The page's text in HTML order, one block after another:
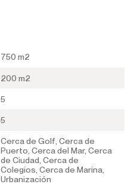
750 m2
200 m2
5
5
Cerca de Golf, Cerca de
Puerto, Cerca del Mar, Cerca
de Ciudad, Cerca de
Colegios, Cerca de Marina,
Urbanización